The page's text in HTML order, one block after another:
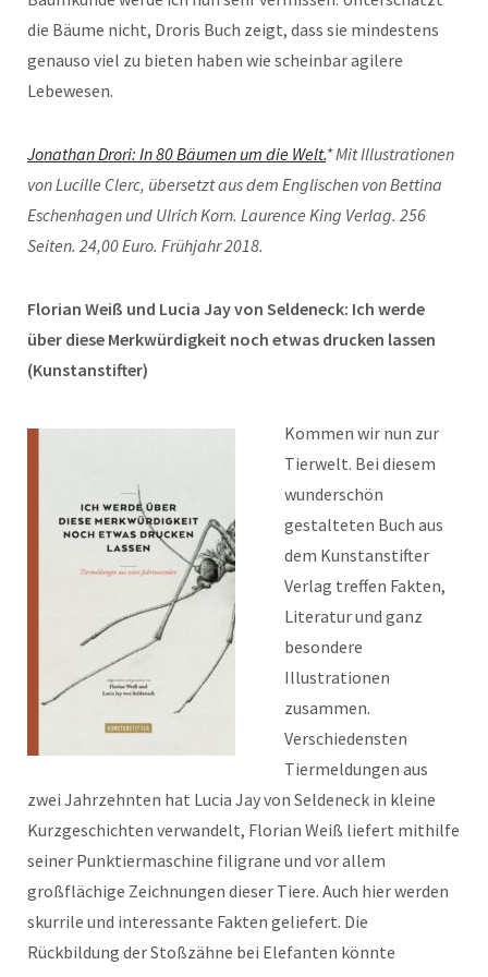
die Bäume nicht, Droris Buch zeigt, dass sie mindestens
genauso viel zu bieten haben wie scheinbar agilere
Lebewesen.
Jonathan Drori: In 80 Bäumen um die Welt.* Mit Illustrationen
von Lucille Clerc, übersetzt aus dem Englischen von Bettina
Eschenhagen und Ulrich Korn. Laurence King Verlag. 256
Seiten. 24,00 Euro. Frühjahr 2018.
Florian Weiß und Lucia Jay von Seldeneck: Ich werde
über diese Merkwürdigkeit noch etwas drucken lassen
(Kunstanstifter)
Kommen wir nun zur
Tierwelt. Bei diesem
wunderschön
gestalteten Buch aus
dem Kunstanstifter
Verlag treffen Fakten,
Literatur und ganz
besondere
Illustrationen
zusammen.
Verschiedensten
Tiermeldungen aus
zwei Jahrzehnten hat Lucia Jay von Seldeneck in kleine
Kurzgeschichten verwandelt, Florian Weiß liefert mithilfe
seiner Punktiermaschine filigrane und vor allem
großflächige Zeichnungen dieser Tiere. Auch hier werden
skurrile und interessante Fakten geliefert. Die
Rückbildung der Stoßzähne bei Elefanten könnte